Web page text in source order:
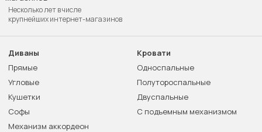
Несколько лет в числе
крупнейших интернет-магазинов
Диваны
Прямые
Угловые
Кушетки
Софы
Механизм аккордеон
Кровати
Односпальные
Полутороспальные
Двуспальные
С подъемным механизмом